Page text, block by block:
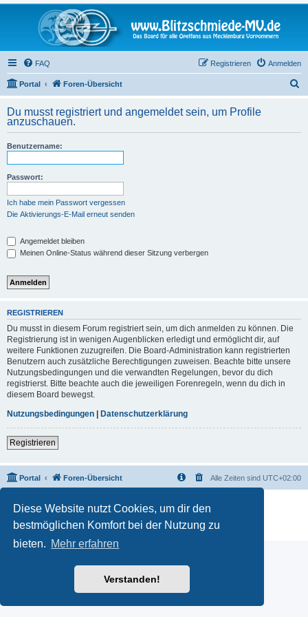
Diese Website nutzt Cookies, um dir den
bestmöglichen Komfort bei der Nutzung zu
bieten. Mehr erfahren
Verstanden!
FAQ Anmelden
Registrieren
Portal Foren-Übersicht
h
Du musst registriert und angemeldet sein, um Profile
anzuschauen.
Benutzername:
Passwort:
Ich habe mein Passwort vergessen
Die Aktivierungs-E-Mail erneut senden
Angemeldet bleiben
Meinen Online-Status während dieser Sitzung verbergen
REGISTRIEREN
Du musst in diesem Forum registriert sein, um dich anmelden zu können. Die
Registrierung ist in wenigen Augenblicken erledigt und ermöglicht dir, auf
weitere Funktionen zuzugreifen. Die Board-Administration kann registrierten
Benutzern auch zusätzliche Berechtigungen zuweisen. Beachte bitte unsere
Nutzungsbedingungen und die verwandten Regelungen, bevor du dich
registrierst. Bitte beachte auch die jeweiligen Forenregeln, wenn du dich in
diesem Board bewegst.
Nutzungsbedingungen
Datenschutzerklärung
Registrieren
Portal Foren-Übersicht Alle Zeiten sind UTC+02:00
Powered by phpBB
® Forum Software © phpBB Limited
Deutsche Übersetzung durch
Datenschutz|Nutzungsbedingungen